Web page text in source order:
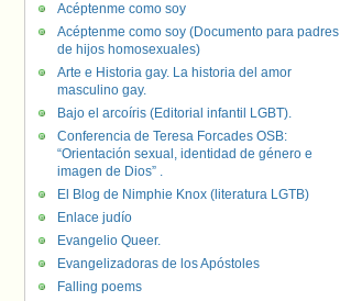
Acéptenme como soy
Acéptenme como soy (Documento para padres
de hijos homosexuales)
Arte e Historia gay. La historia del amor
masculino gay.
Bajo el arcoíris (Editorial infantil LGBT).
Conferencia de Teresa Forcades OSB:
“Orientación sexual, identidad de género e
imagen de Dios” .
El Blog de Nimphie Knox (literatura LGTB)
Enlace judío
Evangelio Queer.
Evangelizadoras de los Apóstoles
Falling poems